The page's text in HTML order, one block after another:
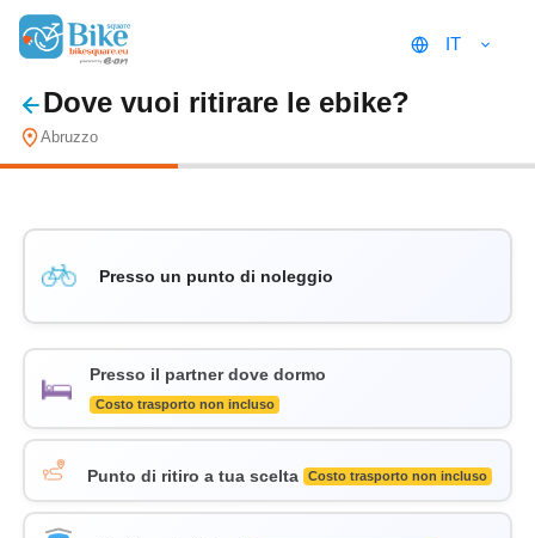
IT
Dove vuoi ritirare le ebike?
Abruzzo
Presso un punto di noleggio
Presso il partner dove dormo
Costo trasporto non incluso
Punto di ritiro a tua scelta Costo trasporto non incluso